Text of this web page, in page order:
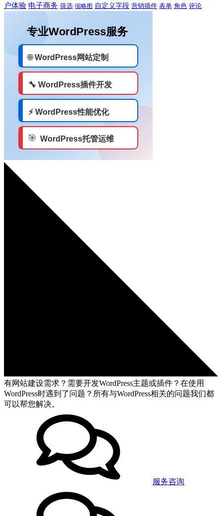
户体验 电子商务 筛选 缩略图 自定义字段 营销插件 表单 角色 评论
有网站建设需求？需要开发WordPress主题或插件？在使用
WordPress时遇到了问题？所有与WordPress相关的问题我们都
可以帮您解决。
服务咨询